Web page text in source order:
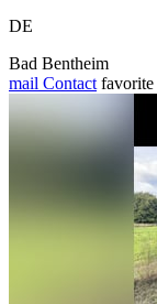
DE
Bad Bentheim
mail Contact favorite